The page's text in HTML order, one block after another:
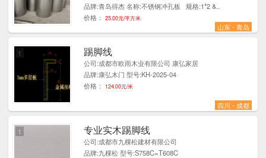
品牌:青岛得杰 名称:不锈钢冲孔板 规格:1*2 &..
价格：
25.00元/平方米
山东 - 青岛
踢脚线
公司:成都市欧雨木业有限公司 康弘家居
品牌:康弘木门 型号:KH-2025-04
价格：
124.00元/米
四川 - 成都
1
专业实木踢脚线
公司:成都市九棵松建材有限公司
品牌:九棵松 型号:S758C=T608C
1